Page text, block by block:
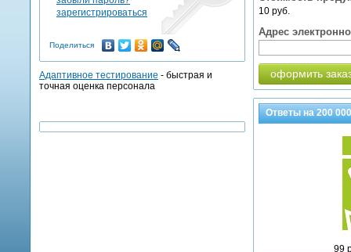
10 руб.
Адрес
оформить
Ответы на200 000
99
зарегистрироваться
Поделиться
Адаптивное тестирование - быстрая и
точная оценка персонала